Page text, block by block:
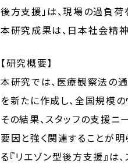
後方支援」は、現場の過負
本研究成果は、日本社会精
【研究概要】
本研究では、医療観察法の
を新たに作成し、全国規模
その結果、スタッフの支援
要因と強く関連することが
る『リエゾン型後方支援』